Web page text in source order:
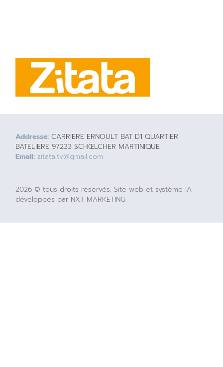
Addresse: CARRIERE ERNOULT BAT D1 QUARTIER
BATELIERE 97233 SCHŒLCHER MARTINIQUE
Email: zitata.tv@gmail.com
2026 © tous droits réservés. Site web et système IA
développés par NXT MARKETING